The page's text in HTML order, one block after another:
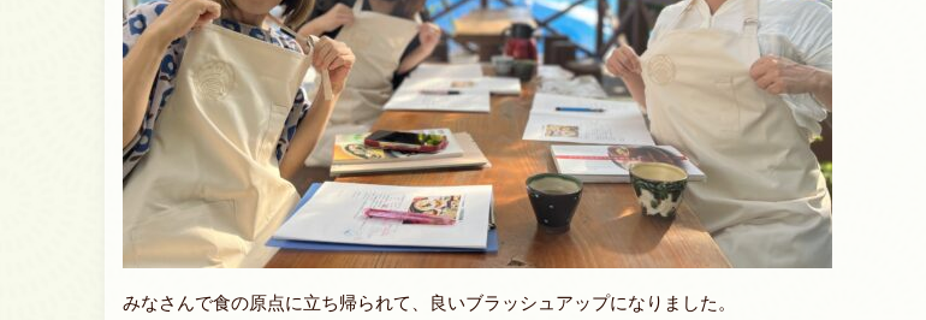
みなさんで食の原点に立ち帰られて、良いブラッシュアップになりました。